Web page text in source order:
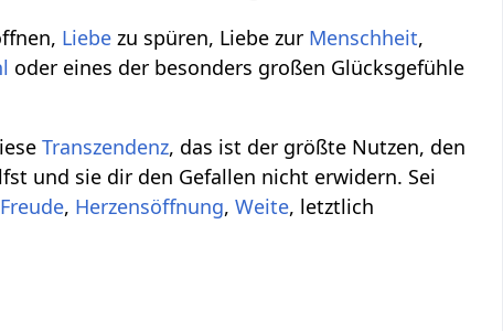
Liebe zu spüren, Liebe zur Menschheit,
oder eines der besonders großen Glücksgefühle
Transzendenz, das ist der größte Nutzen, den
und sie dir den Gefallen nicht erwidern. Sei
Freude, Herzensöffnung,Weite, letztlich